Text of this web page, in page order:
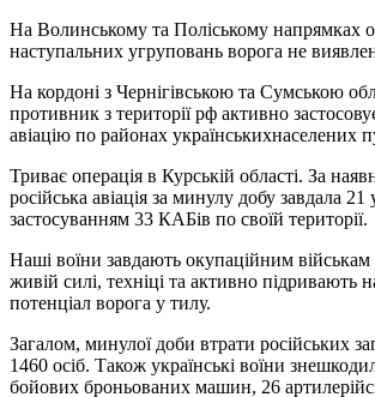
На Волинському та Поліському напрямках
наступальних угруповань ворога не
На кордоні з Чернігівською та Сумською
противник з території рф активно
авіацію по районах українськихнаселених
Триває операція в Курській області. За
російська авіація за минулу добу завдала 21
застосуванням 33 КАБів по своїй території.
Наші воїни завдають окупаційним військам
живій силі, техніці та активно підривають
потенціал ворога у тилу.
Загалом, минулої доби втрати російських
1460 осіб. Також українські воїни
бойових броньованих машин, 26